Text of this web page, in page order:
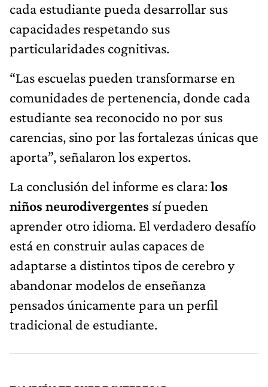
cada estudiante pueda desarrollar sus
capacidades respetando sus
particularidades cognitivas.
“Las escuelas pueden transformarse en
comunidades de pertenencia, donde cada
estudiante sea reconocido no por sus
carencias, sino por las fortalezas únicas que
aporta”, señalaron los expertos.
La conclusión del informe es clara:los
niños neurodivergentes sí pueden
aprender otro idioma. El verdadero desafío
está en construir aulas capaces de
adaptarse a distintos tipos de cerebro y
abandonar modelos de enseñanza
pensados únicamente para un perfil
tradicional de estudiante.